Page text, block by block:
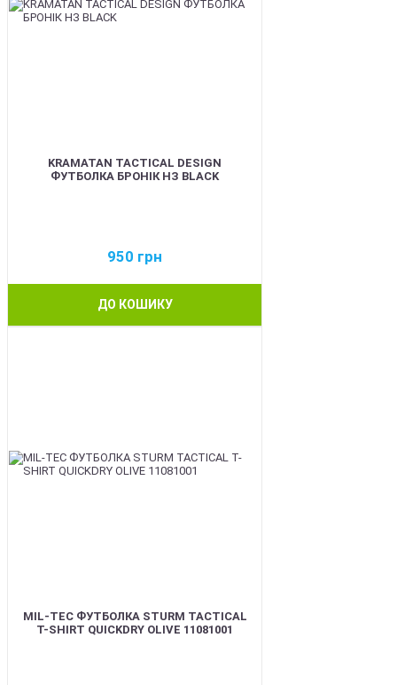
KRAMATAN TACTICAL DESIGN
ФУТБОЛКА БРОНІК НЗ BLACK
950 грн
ДО КОШИКУ
MIL-TEC ФУТБОЛКА STURM TACTICAL
T-SHIRT QUICKDRY OLIVE 11081001